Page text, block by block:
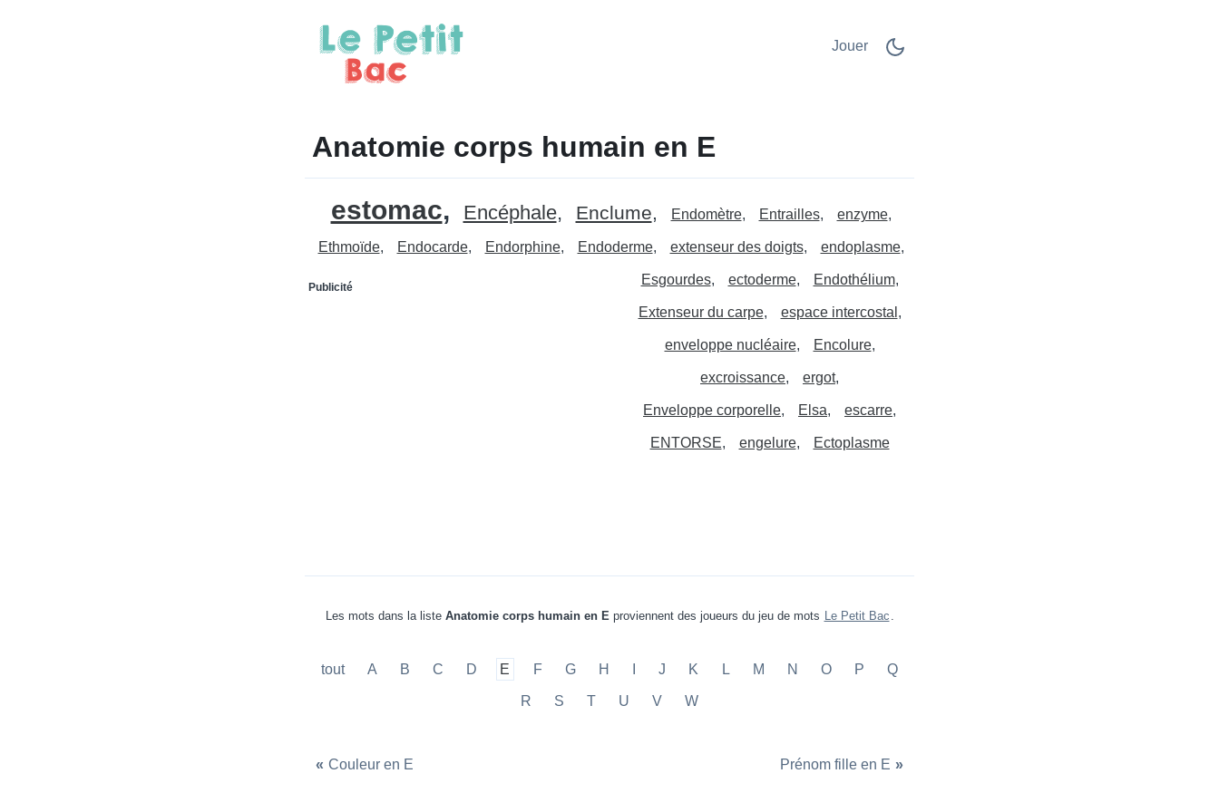
Jouer
Anatomie corps humain en E
estomac Encéphale Enclume Endomètre Entrailles enzyme
Ethmoïde Endocarde Endorphine Endoderme extenseur des doigts endoplasme
Esgourdes ectoderme Endothélium
Publicité
Extenseur du carpe espace intercostal
enveloppe nucléaire Encolure
excroissance ergot
Enveloppe corporelle Elsa escarre
ENTORSE engelure Ectoplasme
Les mots dans la liste Anatomie corps humain en Eproviennent des joueurs du jeu de mots Le Petit Bac .
tout A B C D E F G H J K L M N O P Q
R S T U V W
« Couleur en E Prénom fille en E »